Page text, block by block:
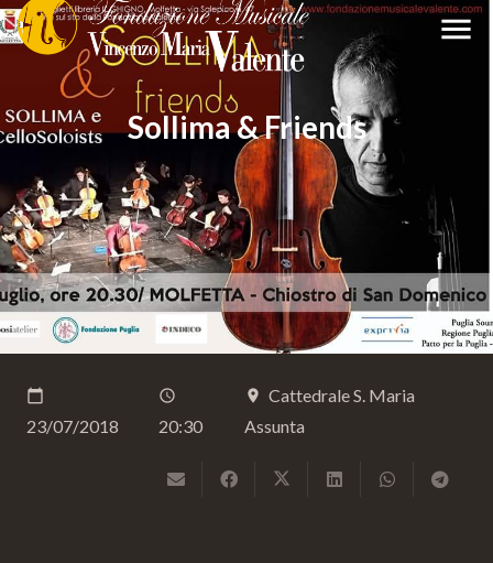
menu
Sollima & Friends
calendar_today
23/07/2018
schedule
20:30
place Cattedrale S. Maria
Assunta